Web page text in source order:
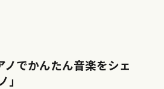
ノでかんたん音楽をシェ